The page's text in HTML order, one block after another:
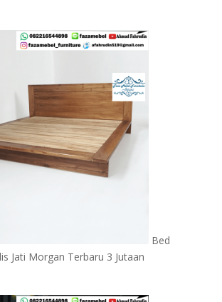
Bed
Jati Morgan Terbaru 3 Jutaan